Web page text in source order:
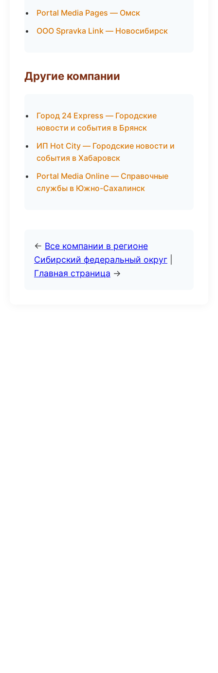
Portal Media Pages — Омск
ООО Spravka Link — Новосибирск
Другие компании
Город 24 Express — Городские
новости и события в Брянск
ИП Hot City — Городские новости и
события в Хабаровск
Portal Media Online — Справочные
службы в Южно-Сахалинск
← Все компании в регионе
Сибирский федеральный округ
Главная страница →